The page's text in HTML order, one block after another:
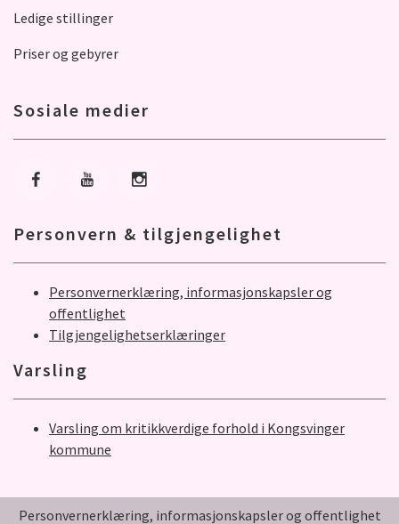
Ledige stillinger
Priser og gebyrer
Sosiale medier
Gå til Facebook
Gå til YoutubeGå til Instagram
Personvern & tilgjengelighet
Personvernerklæring, informasjonskapsler og
offentlighet
Tilgjengelighetserklæringer
Varsling
Varsling om kritikkverdige forhold i Kongsvinger
kommune
Personvernerklæring, informasjonskapsler og offentlighet